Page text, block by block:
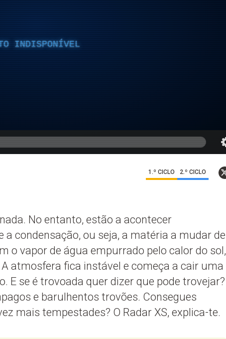
INDISPONÍVEL
1.º CICLO 2.º CICLO
No entanto, estão a acontecer
condensação, ou seja, a matéria a mudar de
o vapor de água empurrado pelo calor do sol,
atmosfera fica instável e começa a cair uma
E se é trovoada quer dizer que pode trovejar?
e barulhentos trovões. Consegues
mais tempestades? O Radar XS, explica-te.